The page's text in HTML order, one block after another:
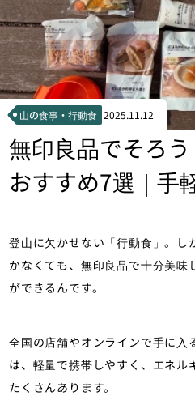
山の食事・行動食 2025.11.12
無印良品でそろ
おすすめ7選｜手
登山に欠かせない「行動食」。し
かなくても、無印良品で十分美味
ができるんです。
全国の店舗やオンラインで手に入
は、軽量で携帯しやすく、エネ
たくさんあります。